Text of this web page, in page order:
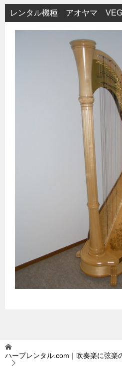
レンタル機種 アオヤマ
ハープレンタル.com｜吹奏楽に弦楽